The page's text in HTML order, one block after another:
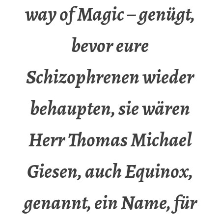
way of Magic – genügt,
bevor eure
Schizophrenen wieder
behaupten, sie wären
Herr Thomas Michael
Giesen, auch Equinox,
genannt, ein Name, für